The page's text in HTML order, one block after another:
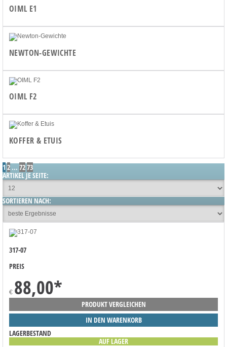
OIML E1
NEWTON-GEWICHTE
OIML F2
KOFFER & ETUIS
1 2 ... 7273
ARTIKEL JE SEITE:
SORTIEREN NACH:
317-07
PREIS
€ 88,00*
PRODUKT VERGLEICHEN
IN DEN WARENKORB
LAGERBESTAND
AUF LAGER